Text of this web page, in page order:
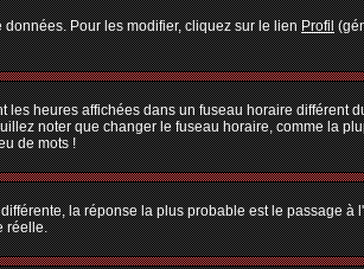
données. Pour les modifier, cliquez sur le lienProfil
heures affichées dans un fuseau horaire
noter que changer le fuseau horaire, comme la
de mots !
la réponse la plus probable est le passage
réelle.